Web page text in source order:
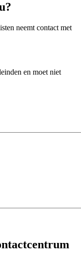
neemt contact met
en moet niet